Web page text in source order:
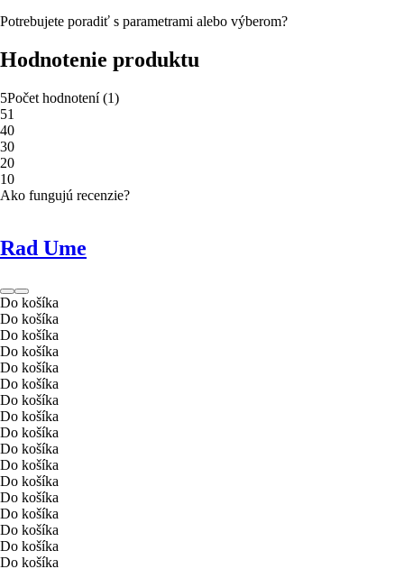
Potrebujete poradiť s parametrami alebo výberom?
Hodnotenie produktu
5Počet hodnotení(1)
51
40
30
20
10
Ako fungujú recenzie?
Rad Ume
Do košíka
Do košíka
Do košíka
Do košíka
Do košíka
Do košíka
Do košíka
Do košíka
Do košíka
Do košíka
Do košíka
Do košíka
Do košíka
Do košíka
Do košíka
Do košíka
Do košíka